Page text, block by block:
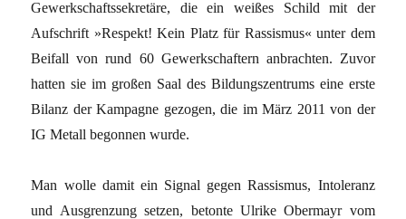
Gewerkschaftssekretäre, die ein weißes Schild mit der
Aufschrift »Respekt! Kein Platz für Rassismus« unter dem
Beifall von rund 60 Gewerkschaftern anbrachten. Zuvor
hatten sie im großen Saal des Bildungszentrums eine erste
Bilanz der Kampagne gezogen, die im März 2011 von der
IG Metall begonnen wurde.
Man wolle damit ein Signal gegen Rassismus, Intoleranz
und Ausgrenzung setzen, betonte Ulrike Obermayr vom